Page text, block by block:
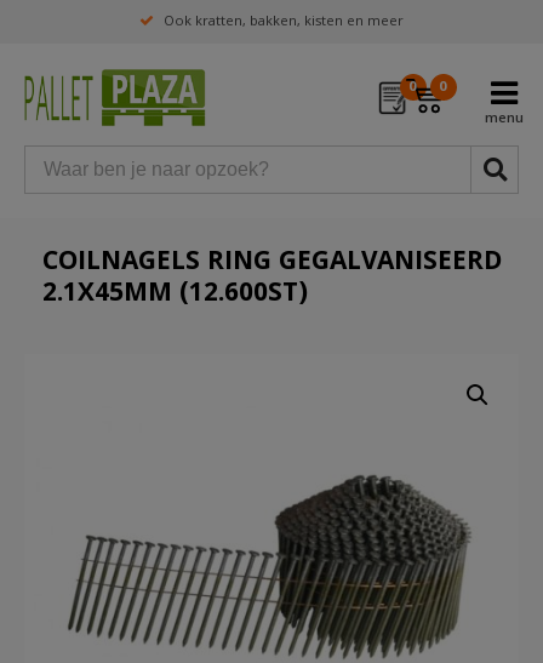
Ook kratten, bakken, kisten en meer
0 0
COILNAGELS RING GEGALVANISEERD
2.1X45MM (12.600ST)